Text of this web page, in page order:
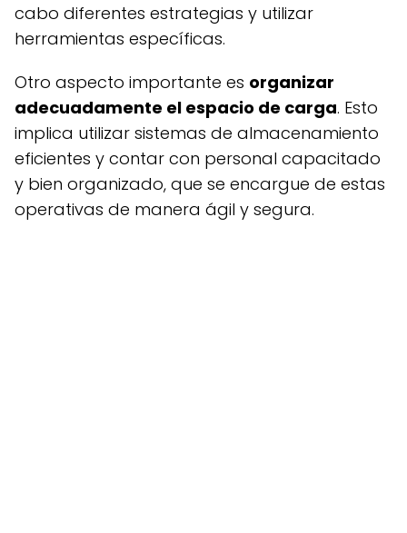
cabo diferentes estrategias y utilizar
herramientas específicas.
Otro aspecto importante es organizar
adecuadamente el espacio de carga. Esto
implica utilizar sistemas de almacenamiento
eficientes y contar con personal capacitado
y bien organizado, que se encargue de estas
operativas de manera ágil y segura.